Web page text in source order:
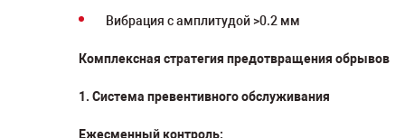
Вибрация с амплитудой >0.2 мм
Комплексная стратегия предотвращения обрывов
1. Система превентивного обслуживания
Ежесменный контроль: